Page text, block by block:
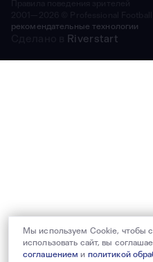
рекомендательные технологии
Riverstart
Мы используем Cookie, чтобы
использовать сайт, вы
соглашением и политикой